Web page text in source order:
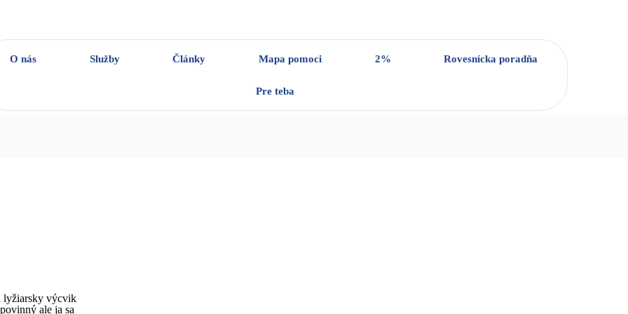
O nás Služby Články Mapa pomoci 2% Rovesnícka poradňa
Pre teba
lyžiarsky výcvik
ale ja sa